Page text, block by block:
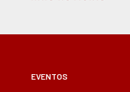
EVENTOS